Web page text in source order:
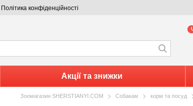
Політика конфіденційності
Акції та знижки
Зоомагазин SHERSTIANYI.COM Собакам корм та посуд